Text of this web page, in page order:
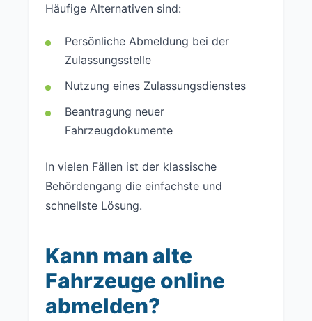
Häufige Alternativen sind:
Persönliche Abmeldung bei der
Zulassungsstelle
Nutzung eines Zulassungsdienstes
Beantragung neuer
Fahrzeugdokumente
In vielen Fällen ist der klassische
Behördengang die einfachste und
schnellste Lösung.
Kann man alte
Fahrzeuge online
abmelden?